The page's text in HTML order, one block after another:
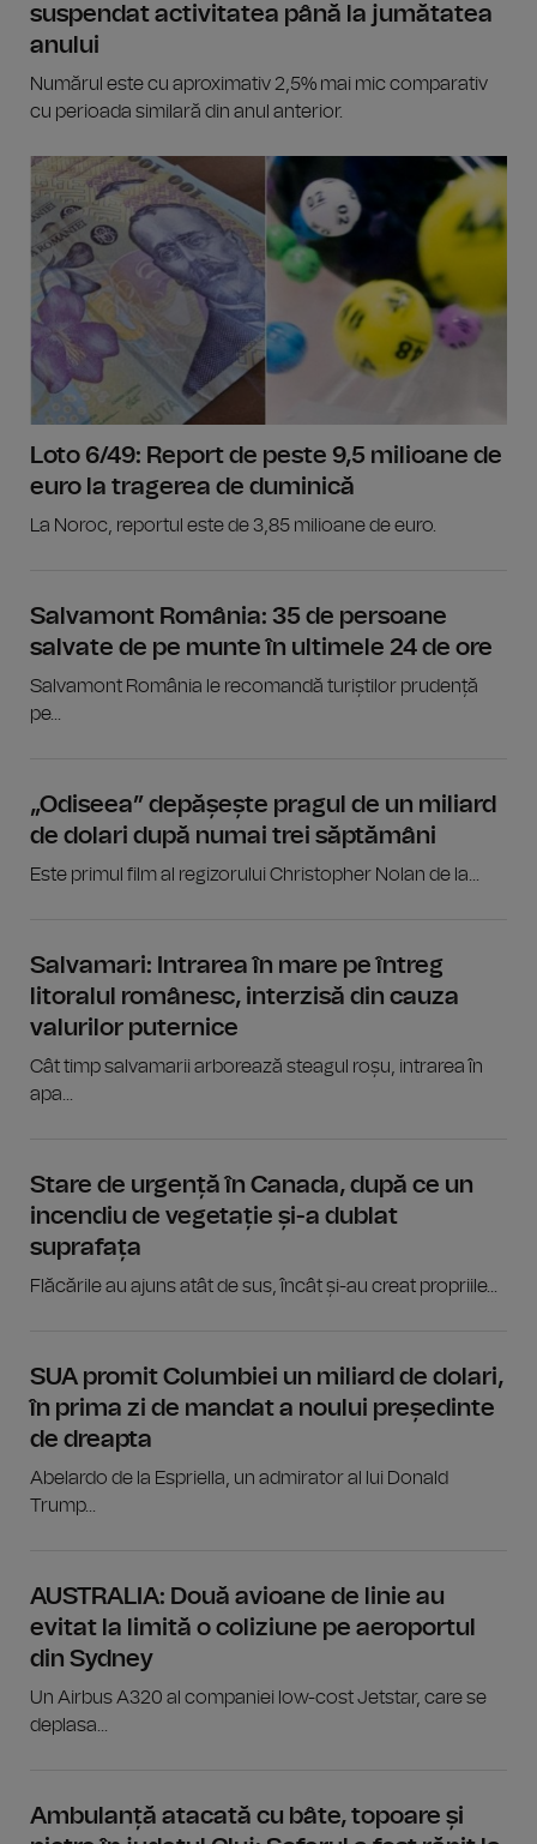
suspendat activitatea până la jumătatea
anului
Numărul este cu aproximativ 2,5% mai mic comparativ
cu perioada similară din anul anterior.
Loto 6/49: Report de peste 9,5 milioane de
euro la tragerea de duminică
La Noroc, reportul este de 3,85 milioane de euro.
Salvamont România: 35 de persoane
salvate de pe munte în ultimele 24 de ore
Salvamont România le recomandă turiștilor prudență
pe...
„Odiseea” depășește pragul de un miliard
de dolari după numai trei săptămâni
Este primul film al regizorului Christopher Nolan de la...
Salvamari: Intrarea în mare pe întreg
litoralul românesc, interzisă din cauza
valurilor puternice
Cât timp salvamarii arborează steagul roșu, intrarea în
apa...
Stare de urgență în Canada, după ce un
incendiu de vegetație și-a dublat
suprafața
Flăcările au ajuns atât de sus, încât și-au creat propriile...
SUA promit Columbiei un miliard de dolari,
în prima zi de mandat a noului președinte
de dreapta
Abelardo de la Espriella, un admirator al lui Donald
Trump...
AUSTRALIA: Două avioane de linie au
evitat la limită o coliziune pe aeroportul
din Sydney
Un Airbus A320 al companiei low-cost Jetstar, care se
deplasa...
Ambulanță atacată cu bâte, topoare și